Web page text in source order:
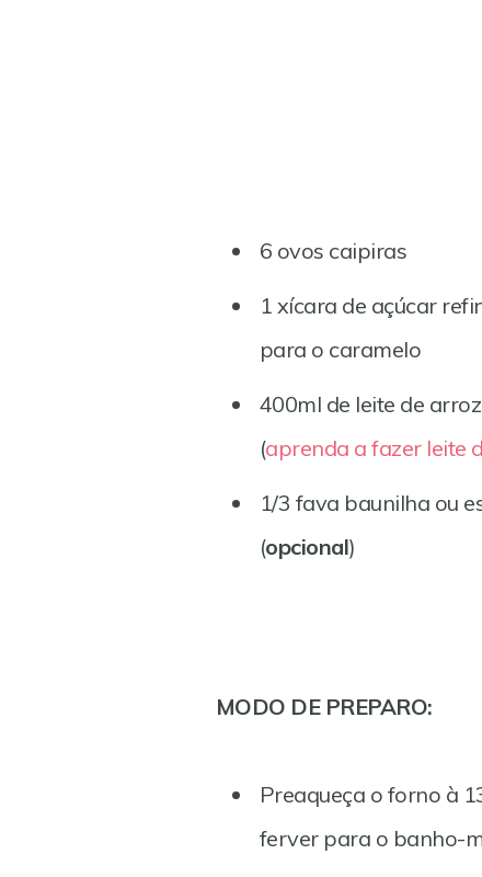
6 ovos caipiras
1 xícara de açúcar
para o caramelo
400ml de leite de
(aprenda a fazer leite
1/3 fava baunilha ou
(opcional)
MODO DE PREPARO:
Preaqueça o forno à
ferver para o banho-